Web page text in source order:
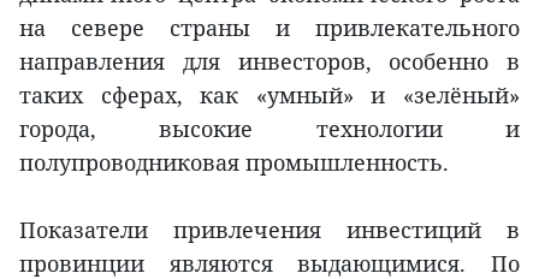
на севере страны и привлекательного
направления для инвесторов, особенно в
таких сферах, как «умный» и «зелёный»
города, высокие технологии и
полупроводниковая промышленность.
Показатели привлечения инвестиций в
провинции являются выдающимися. По